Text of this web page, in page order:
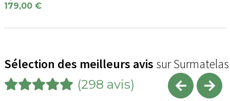
179,00 €
Sélection des meilleurs avis sur Surmatelas
(298 avis)